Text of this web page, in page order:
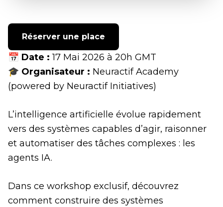
Réserver une place
📅 Date : 17 Mai 2026 à 20h GMT
🎓 Organisateur : Neuractif Academy
(powered by Neuractif Initiatives)
L’intelligence artificielle évolue rapidement
vers des systèmes capables d’agir, raisonner
et automatiser des tâches complexes : les
agents IA.
Dans ce workshop exclusif, découvrez
comment construire des systèmes